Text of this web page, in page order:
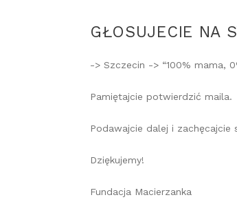
GŁOSUJECIE NA
-> Szczecin -> “100% mama,
Pamiętajcie potwierdzić maila.
Podawajcie dalej i
Dziękujemy!
Fundacja Macierzanka